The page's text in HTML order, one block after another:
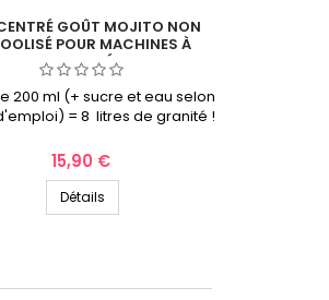
GOÛT MOJITO NON
POUR MACHINES À
GRANITÉ
200 ml (+ sucre et eau selon
= 8 litres de granité !
Prix
15,90 €
Détails